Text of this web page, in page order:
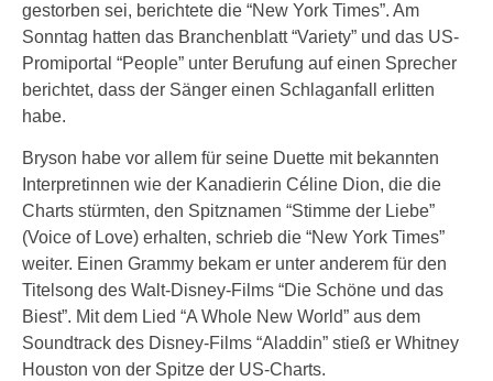
gestorben sei, berichtete die “New York Times”. Am
Sonntag hatten das Branchenblatt “Variety” und das US-
Promiportal “People” unter Berufung auf einen Sprecher
berichtet, dass der Sänger einen Schlaganfall erlitten
habe.
Bryson habe vor allem für seine Duette mit bekannten
Interpretinnen wie der Kanadierin Céline Dion, die die
Charts stürmten, den Spitznamen “Stimme der Liebe”
(Voice of Love) erhalten, schrieb die “New York Times”
weiter. Einen Grammy bekam er unter anderem für den
Titelsong des Walt-Disney-Films “Die Schöne und das
Biest”. Mit dem Lied “A Whole New World” aus dem
Soundtrack des Disney-Films “Aladdin” stieß er Whitney
Houston von der Spitze der US-Charts.